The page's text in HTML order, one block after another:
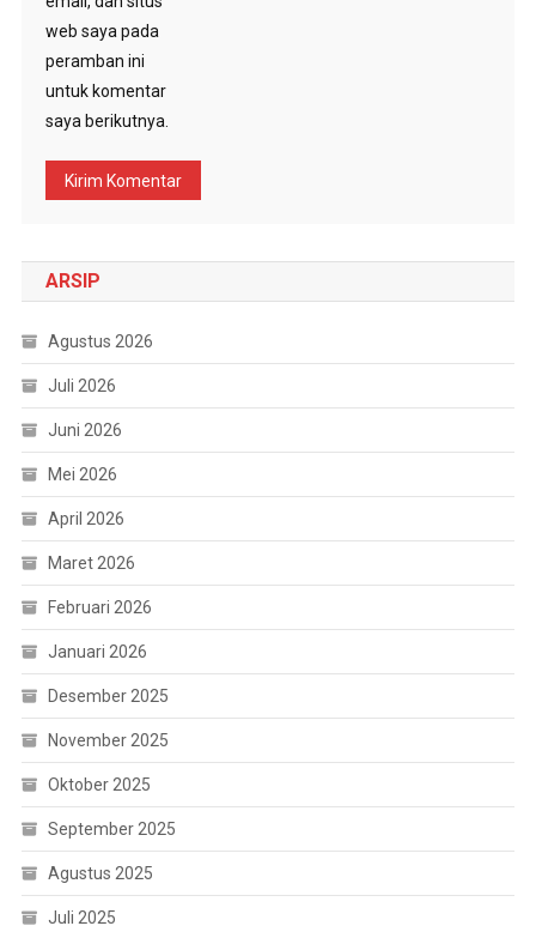
web saya pada
peramban ini
untuk komentar
saya berikutnya.
ARSIP
Agustus 2026
Juli 2026
Juni 2026
Mei 2026
April 2026
Maret 2026
Februari 2026
Januari 2026
Desember 2025
November 2025
Oktober 2025
September 2025
Agustus 2025
Juli 2025